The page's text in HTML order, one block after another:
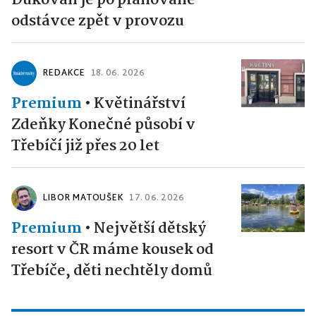
odstávce zpět v provozu
REDAKCE 18. 06. 2026
Premium • Květinářství
Zdeňky Konečné působí v
Třebíčí již přes 20 let
LIBOR MATOUŠEK 17. 06. 2026
Premium • Největší dětský
resort v ČR máme kousek od
Třebíče, děti nechtěly domů